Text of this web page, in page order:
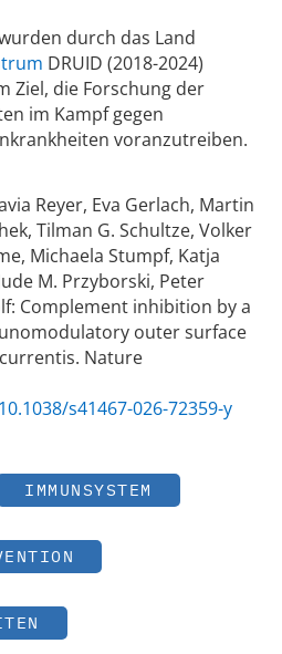
durch das Land
DRUID (2018-2024)
Ziel, die Forschung der
im Kampf gegen
voranzutreiben.
Reyer, Eva Gerlach, Martin
Tilman G. Schultze, Volker
Michaela Stumpf, Katja
M. Przyborski, Peter
Complement inhibition by a
outer surface
Nature
s41467-026-72359-y
IMMUNSYSTEM